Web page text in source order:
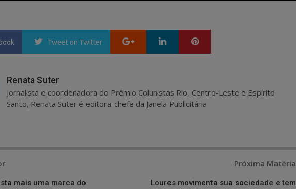
Tweet on Twitter Google+ LinkedIn
Renata Suter
Jornalista e coordenadora do Prêmio Colunistas Rio, Centro-Leste e Espírito
Santo, Renata Suter é editora-chefe da Janela Publicitária
mais uma marca do
Próxima Matéria
Loures movimenta sua sociedade e tem